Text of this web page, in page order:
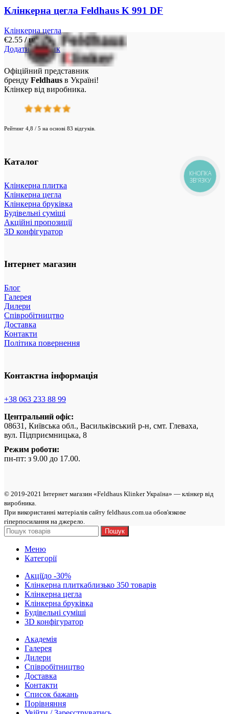
Клінкерна цегла Feldhaus K 991 DF
Клінкерна цегла
€2.55 / шт.
Додати у кошик
Офіційний представник
бренду Feldhaus в Україні!
Клінкер від виробника.
Рейтинг 4,8 / 5 на основі 83 відгуків.
Каталог
Клінкерна плитка
Клінкерна цегла
Клінкерна бруківка
Будівельні суміщі
Акційні пропозиції
3D конфігуратор
Інтернет магазин
Блог
Галерея
Дилери
Співробітництво
Доставка
Контакти
Політика повернення
Контактна інформація
+38 063 233 88 99
Центральний офіс:
08631, Київська обл., Васильківський р-н, смт. Глеваха,
вул. Підприємницька, 8
Режим роботи:
пн-пт: з 9.00 до 17.00.
© 2019-2021 Інтернет магазин «Feldhaus Klinker Україна» — клінкер від
виробникa.
При використанні матеріалів сайту feldhaus.com.ua обов'язкове
гіперпосилання на джерело.
Пошук
Меню
Категорії
Акціїдо -30%
Клінкерна плиткаблизько 350 товарів
Клінкерна цегла
Клінкерна бруківка
Будівельні суміші
3D конфігуратор
Академія
Галерея
Дилери
Cпівробітництво
Доставка
Контакти
Список бажань
Порівняння
КНОПКА
ЗВ'ЯЗКУ